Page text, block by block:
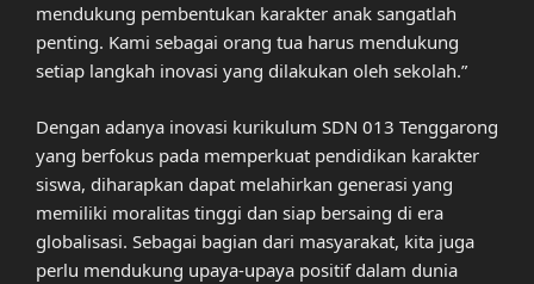
mendukung pembentukan karakter anak sangatlah
penting. Kami sebagai orang tua harus mendukung
setiap langkah inovasi yang dilakukan oleh sekolah.”
Dengan adanya inovasi kurikulum SDN 013 Tenggarong
yang berfokus pada memperkuat pendidikan karakter
siswa, diharapkan dapat melahirkan generasi yang
memiliki moralitas tinggi dan siap bersaing di era
globalisasi. Sebagai bagian dari masyarakat, kita juga
perlu mendukung upaya-upaya positif dalam dunia